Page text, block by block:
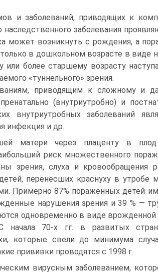
и заболеваний, приводящих к
заболевания
может возникнуть с рождения, а
в дошкольном возрасте в виде
более старшему возрасту
«туннельного» зрения.
приводящим к сложному и
(внутриутробно) и
внутриутробных заболеваний
инфекция и др.
матери через плаценту в
риск множественного
зрения, слуха и кровообращения
перенесших краснуху в утробе
Примерно 87% пораженных детей
нарушения зрения и 39 % —
одновременно в виде врожденной
70-х гг. в развитых
которые свели до минимума
прививки проводятся с 1998 г.
вирусным заболеванием,